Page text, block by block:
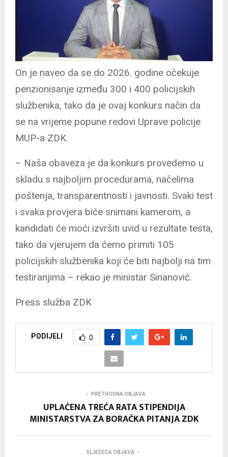
On je naveo da se do 2026. godine očekuje
penzionisanje između 300 i 400 policijskih
službenika, tako da je ovaj konkurs način da
se na vrijeme popune redovi Uprave policije
MUP-a ZDK.
– Naša obaveza je da konkurs provedemo u
skladu s najboljim procedurama, načelima
poštenja, transparentnosti i javnosti. Svaki test
i svaka provjera biće snimani kamerom, a
kandidati će moći izvršiti uvid u rezultate testa,
tako da vjerujem da ćemo primiti 105
policijskih službenika koji će biti najbolji na tim
testiranjima – rekao je ministar Sinanović.
Press služba ZDK
PODIJELI 0
PRETHODNA OBJAVA
UPLAĆENA TREĆA RATA STIPENDIJA
MINISTARSTVA ZA BORAČKA PITANJA ZDK
SLJEDEĆA OBJAVA